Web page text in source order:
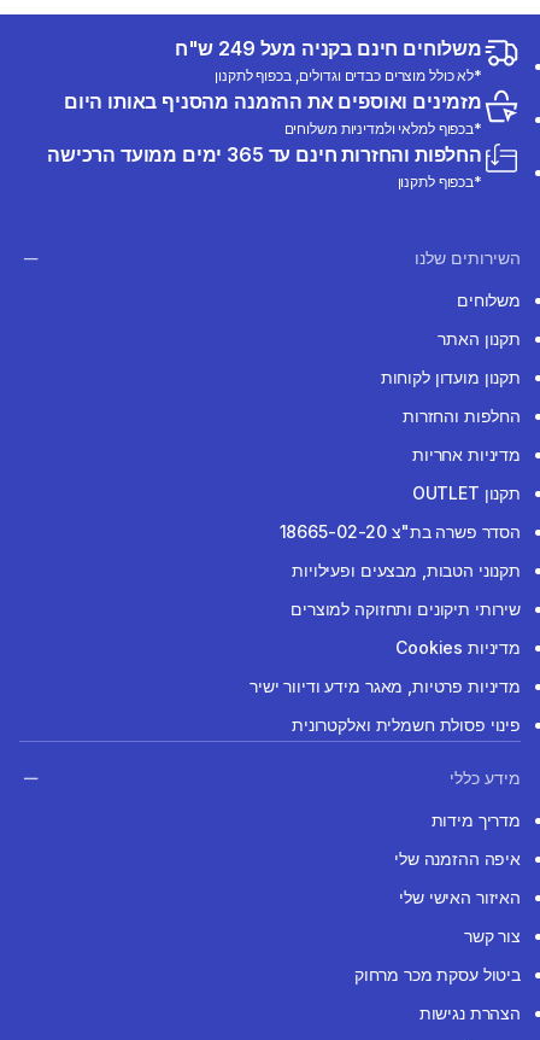
משלוחים חינם בקניה מעל 249 ש"ח
*לא כולל מוצרים כבדים וגדולים, בכפוף לתקנון
מזמינים ואוספים את ההזמנה מהסניף באותו היום
*בכפוף למלאי ולמדיניות משלוחים
החלפות והחזרות חינם עד 365 ימים ממועד הרכישה
*בכפוף לתקנון
השירותים שלנו
משלוחים
תקנון האתר
תקנון מועדון לקוחות
החלפות והחזרות
מדיניות אחריות
תקנון OUTLET
הסדר פשרה בת"צ 18665-02-20
תקנוני הטבות, מבצעים ופעילויות
שירותי תיקונים ותחזוקה למוצרים
מדיניות Cookies
מדיניות פרטיות, מאגר מידע ודיוור ישיר
פינוי פסולת חשמלית ואלקטרונית
מידע כללי
מדריך מידות
איפה ההזמנה שלי
האיזור האישי שלי
צור קשר
ביטול עסקת מכר מרחוק
הצהרת נגישות